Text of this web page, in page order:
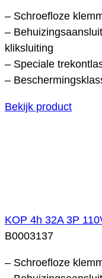
– Schroefloze
–
kliksluiting
– Speciale
–
Bekijk product
KOP 4h 32A 3P
B0003137
– Schroefloze